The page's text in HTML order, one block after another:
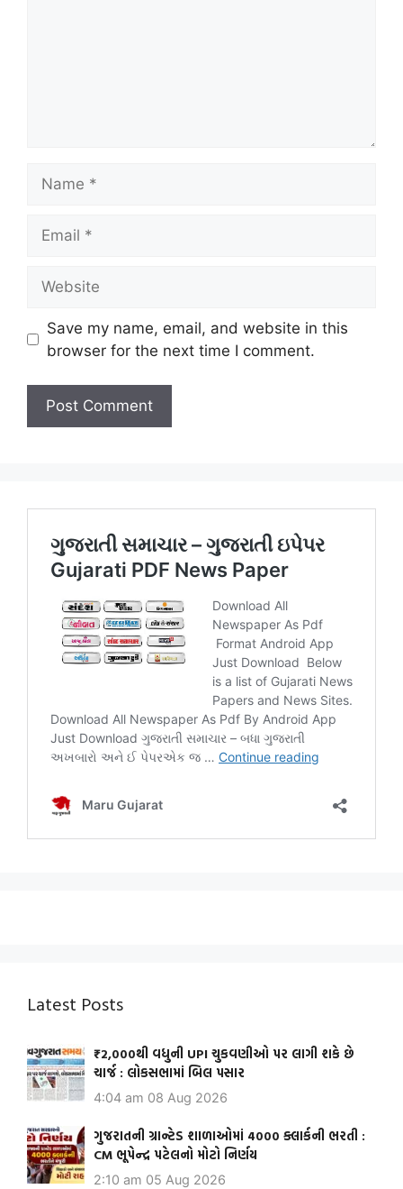
Save my name, email, and website in this
browser for the next time I comment.
Latest Posts
₹2,000થી વધુની UPI ચુકવણીઓ પર લાગી શકે છે
ચાર્જ : લોકસભામાં બિલ પસાર
4:04 am 08 Aug 2026
ગુજરાતની ગ્રાન્ટેડ શાળાઓમાં 4000 ક્લાર્કની ભરતી :
CM ભૂપેન્દ્ર પટેલનો મોટો નિર્ણય
2:10 am 05 Aug 2026